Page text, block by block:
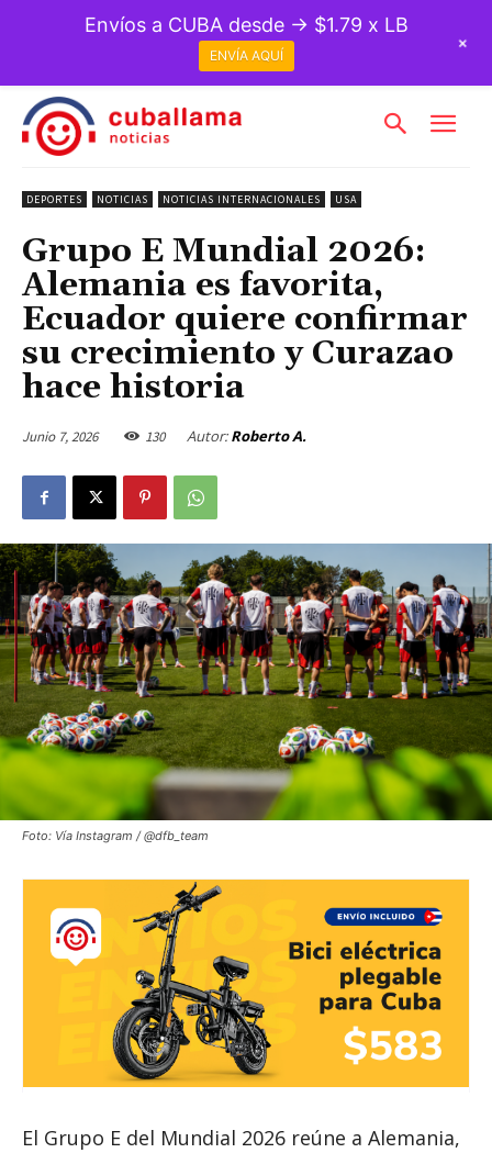
DEPORTES NOTICIAS NOTICIAS INTERNACIONALES USA
Grupo E Mundial 2026:
Alemania es favorita,
Ecuador quiere confirmar
su crecimiento y Curazao
hace historia
Junio 7, 2026 130 Autor: Roberto A.
Foto: Vía Instagram / @dfb_team
El Grupo E del Mundial 2026 reúne a Alemania,
Envíos a CUBA desde → $1.79 x LB
ENVÍA AQUÍ
+